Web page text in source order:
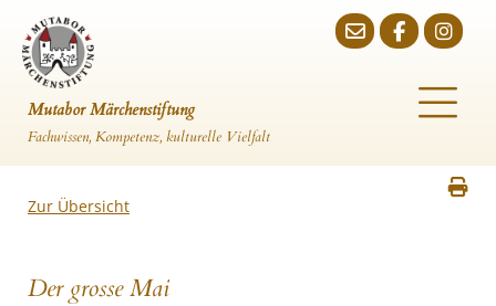
Mutabor Märchenstiftung
Fachwissen, Kompetenz, kulturelle Vielfalt
Zur Übersicht
Der grosse Mai